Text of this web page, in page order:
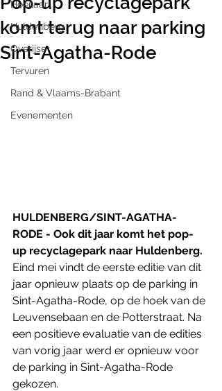
Hoeilaart
Huldenberg
Overijse
Tervuren
Rand & Vlaams-Brabant
Evenementen
komt terug naar parking
Sint-Agatha-Rode
​HULDENBERG/SINT-AGATHA-
RODE - Ook dit jaar komt het pop-
up recyclagepark naar Huldenberg.
Eind mei vindt de eerste editie van dit
jaar opnieuw plaats op de parking in
Sint-Agatha-Rode, op de hoek van de
Leuvensebaan en de Potterstraat. Na
een positieve evaluatie van de edities
van vorig jaar werd er opnieuw voor
de parking in Sint-Agatha-Rode
gekozen.